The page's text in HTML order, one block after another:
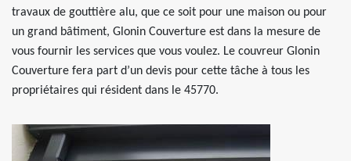
travaux de gouttière alu, que ce soit pour une maison ou pour
un grand bâtiment, Glonin Couverture est dans la mesure de
vous fournir les services que vous voulez. Le couvreur Glonin
Couverture fera part d’un devis pour cette tâche à tous les
propriétaires qui résident dans le 45770.